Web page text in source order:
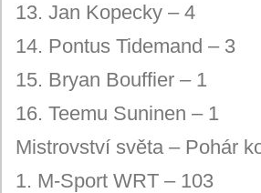
13. Jan Kopecky – 4
14. Pontus Tidemand – 3
15. Bryan Bouffier – 1
16. Teemu Suninen – 1
Mistrovství světa – Pohár
1. M-Sport WRT – 103